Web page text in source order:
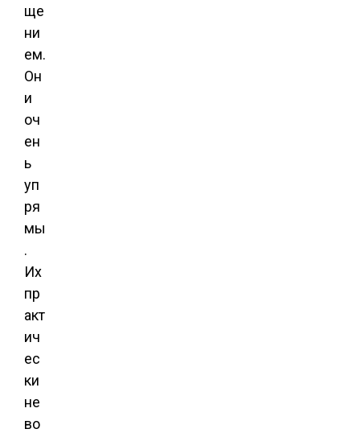
ще
ни
ем.
Он
и
оч
ен
ь
уп
ря
мы
.
Их
пр
акт
ич
ес
ки
не
во